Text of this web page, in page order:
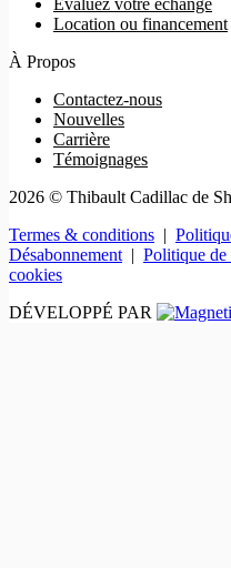
Évaluez votre échange
Location ou financement
À Propos
Contactez-nous
Nouvelles
Carrière
Témoignages
2026 © Thibault Cadillac de
Termes & conditions
Désabonnement| Politique
cookies
DÉVELOPPÉ PAR